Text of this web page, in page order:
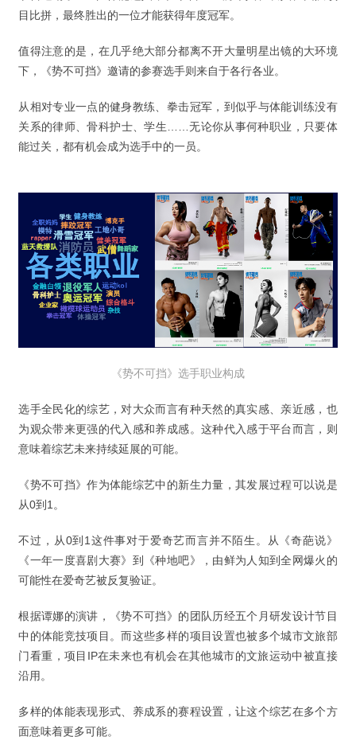
目比拼，最终胜出的一位才能获得年度冠军。
值得注意的是，在几乎绝大部分都离不开大量明星出镜的大环境
下，《势不可挡》邀请的参赛选手则来自于各行各业。
从相对专业一点的健身教练、拳击冠军，到似乎与体能训练没有
关系的律师、骨科护士、学生……无论你从事何种职业，只要体
能过关，都有机会成为选手中的一员。
《势不可挡》选手职业构成
选手全民化的综艺，对大众而言有种天然的真实感、亲近感，也
为观众带来更强的代入感和养成感。这种代入感于平台而言，则
意味着综艺未来持续延展的可能。
《势不可挡》作为体能综艺中的新生力量，其发展过程可以说是
从0到1。
不过，从0到1这件事对于爱奇艺而言并不陌生。从《奇葩说》
《一年一度喜剧大赛》到《种地吧》，由鲜为人知到全网爆火的
可能性在爱奇艺被反复验证。
根据谭娜的演讲，《势不可挡》的团队历经五个月研发设计节目
中的体能竞技项目。而这些多样的项目设置也被多个城市文旅部
门看重，项目IP在未来也有机会在其他城市的文旅运动中被直接
沿用。
多样的体能表现形式、养成系的赛程设置，让这个综艺在多个方
面意味着更多可能。